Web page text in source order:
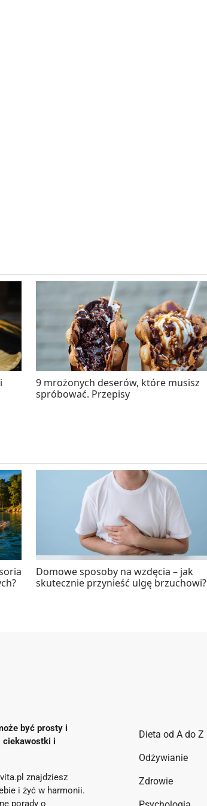
9 mrożonych deserów, które musisz
spróbować. Przepisy
Domowe sposoby na wzdęcia – jak
skutecznie przynieść ulgę brzuchowi?
być prosty i
ciekawostki i
znajdziesz
i żyć w harmonii.
porady o
Dieta od A do Z
Odżywianie
Zdrowie